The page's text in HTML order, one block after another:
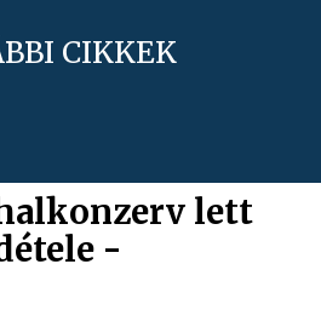
CIKKEK
lett
-